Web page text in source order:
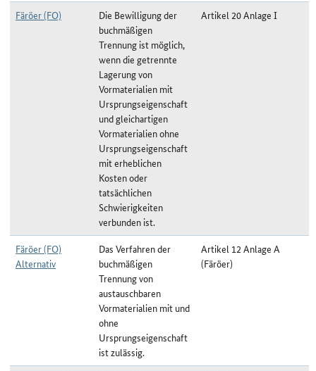
Färöer (FO)
Die Bewilligung der
buchmäßigen
Trennung ist möglich,
wenn die getrennte
Lagerung von
Vormaterialien mit
Ursprungseigenschaft
und gleichartigen
Vormaterialien ohne
Ursprungseigenschaft
mit erheblichen
Kosten oder
tatsächlichen
Schwierigkeiten
verbunden ist.
Artikel 20 Anlage I
Färöer (FO)
Alternativ
Das Verfahren der
buchmäßigen
Trennung von
austauschbaren
Vormaterialien mit und
ohne
Ursprungseigenschaft
ist zulässig.
Artikel 12 Anlage A
(Färöer)